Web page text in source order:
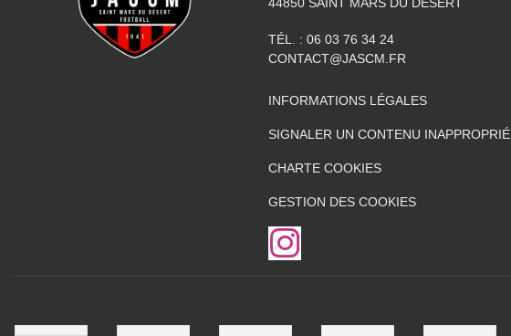
TÉL. : 06 03 76 34 24
CONTACT@JASCM.FR
INFORMATIONS LÉGALES
SIGNALER UN CONTENU INAPPROPRIÉ
CHARTE COOKIES
GESTION DES COOKIES